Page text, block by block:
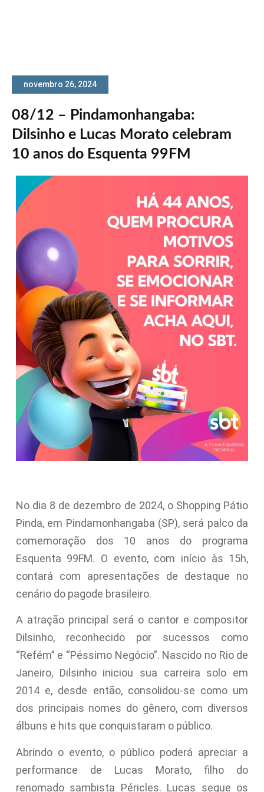
novembro 26, 2024
08/12 – Pindamonhangaba:
Dilsinho e Lucas Morato celebram
10 anos do Esquenta 99FM
No dia 8 de dezembro de 2024, o Shopping Pátio
Pinda, em Pindamonhangaba (SP), será palco da
comemoração dos 10 anos do programa
Esquenta 99FM. O evento, com início às 15h,
contará com apresentações de destaque no
cenário do pagode brasileiro.
A atração principal será o cantor e compositor
Dilsinho, reconhecido por sucessos como
“Refém” e “Péssimo Negócio”. Nascido no Rio de
Janeiro, Dilsinho iniciou sua carreira solo em
2014 e, desde então, consolidou-se como um
dos principais nomes do gênero, com diversos
álbuns e hits que conquistaram o público.
Abrindo o evento, o público poderá apreciar a
performance de Lucas Morato, filho do
renomado sambista Péricles. Lucas segue os